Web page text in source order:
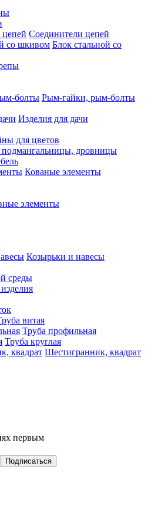
Соединители цепей
Блок стальной со
Рым-гайки, рым-болты
Изделия для дачи
для цветов
дровницы
Кованые элементы
элементы
Козырьки и навесы
среды
витая
Труба профильная
Труба круглая
Шестигранник, квадрат
первым